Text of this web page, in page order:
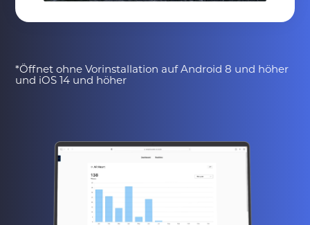
*Öffnet ohne Vorinstallation auf Android 8 und höher
und iOS 14 und höher